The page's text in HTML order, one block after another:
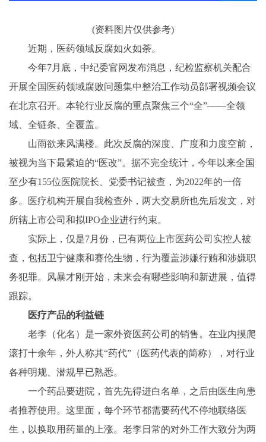
(资料图片仅供参考)
近期，医药领域反腐如火如荼。
今年7月底，中纪委官网发布消息，纪检监察机关配合
开展全国医药领域腐败问题集中整治工作动员部署视频会议
在北京召开。本轮行业反腐的重点聚焦三个“全”——全领
域、全链条、全覆盖。
山雨欲来风满楼。此次反腐的深度、广度和力度空前，
被视为当下最紧迫的“医改”。据不完全统计，今年以来全国
至少有155位医院院长、党委书记被查，为2022年的一倍
多。医疗机构开展自我检查外，两大交易所也先后发文，对
所辖上市公司和拟IPO企业进行约束。
实际上，仅是7月份，已有两位上市医药公司实控人被
查，包括卫宁健康和赛伦生物，行为覆盖涉嫌行贿和涉嫌职
务犯罪。风暴才刚开始，未来会有哪些影响和新进展，值得
跟踪。
医疗产品的利益链
老李（化名）是一家外资医药公司的销售。在业内摸爬
滚打十余年，外人称其“药代”（医药代表的简称），对行业
各种明规、潜规早已熟悉。
一个药品要进院，首先先得进白名单，之后由医生向患
者推荐使用。这里面，每个环节都需要药代不停地联络医
生，以换取用药量的上涨。老李日常的对外工作大致分为两